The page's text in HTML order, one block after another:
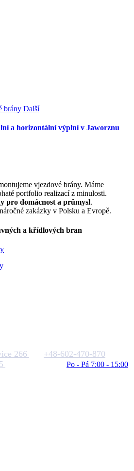
brány Další
a horizontální výplní v Jaworznu
vjezdové brány. Máme
portfolio realizací z minulosti.
pro domácnost a průmysl.
zakázky v Polsku a Evropě.
a křídlových bran
266
+48-602-470-870
Po - Pá 7:00 - 15:00